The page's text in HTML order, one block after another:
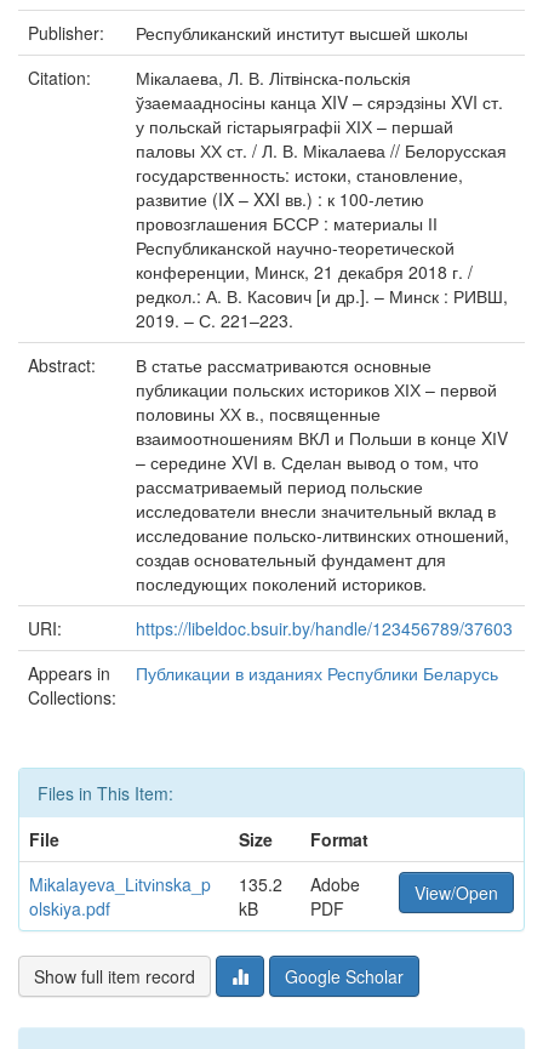
Publisher:
Республиканский институт высшей школы
Citation:
Мікалаева, Л. В. Літвінска-польскія
ўзаемаадносіны канца XIV – сярэдзіны XVI ст.
у польскай гістарыяграфіі ХІХ – першай
паловы ХХ ст. / Л. В. Мікалаева // Белорусская
государственность: истоки, становление,
развитие (IX – XXI вв.) : к 100-летию
провозглашения БССР : материалы ІІ
Республиканской научно-теоретической
конференции, Минск, 21 декабря 2018 г. /
редкол.: А. В. Касович [и др.]. – Минск : РИВШ,
2019. – С. 221–223.
Abstract:
В статье рассматриваются основные
публикации польских историков ХІХ – первой
половины ХХ в., посвященные
взаимоотношениям ВКЛ и Польши в конце XІV
– середине XVI в. Сделан вывод о том, что
рассматриваемый период польские
исследователи внесли значительный вклад в
исследование польско-литвинских отношений,
создав основательный фундамент для
последующих поколений историков.
URI:
https://libeldoc.bsuir.by/handle/123456789/37603
Appears in
Collections:
Публикации в изданиях Республики Беларусь
Files in This Item:
File
Size
Format
Mіkalayeva_Lіtvіnska_p
olskіya.pdf
135.2
kB
Adobe
PDF
View/Open
Show full item record Google Scholar